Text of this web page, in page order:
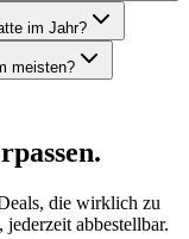
im Jahr?
meisten?
die wirklich zu
abbestellbar.